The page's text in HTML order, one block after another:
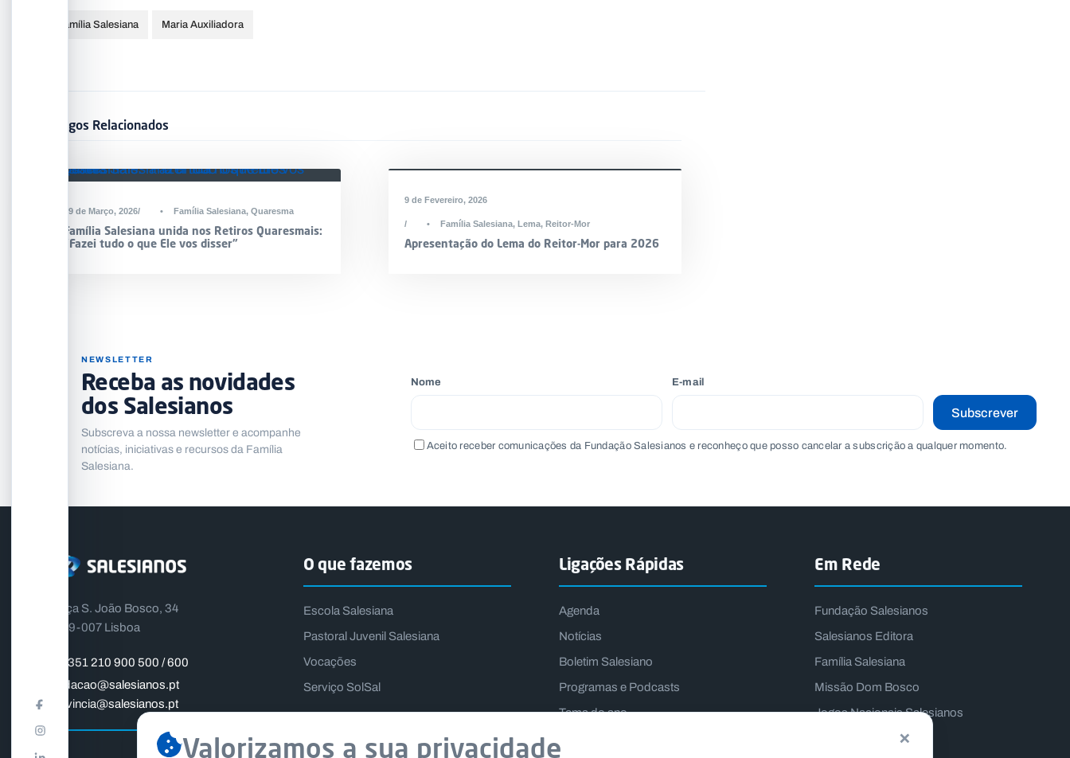
Família Salesiana Maria Auxiliadora
Artigos Relacionados
19 de Março, 2026 • Família Salesiana, Quaresma
Família Salesiana unida nos Retiros Quaresmais:
“Fazei tudo o que Ele vos disser”
9 de Fevereiro, 2026
• Família Salesiana, Lema, Reitor-Mor
Apresentação do Lema do Reitor-Mor para 2026
NEWSLETTER
Receba as novidades
dos Salesianos
Subscreva a nossa newsletter e acompanhe
notícias, iniciativas e recursos da Família
Salesiana.
Nome E-mail
Aceito receber comunicações da Fundação Salesianos e reconheço que posso cancelar a subscrição a qualquer momento.
Subscrever
Praça S. João Bosco, 34
1399-007 Lisboa
+351 210 900 500 / 600
fundacao@salesianos.pt
provincia@salesianos.pt
O que fazemos
Escola Salesiana
Pastoral Juvenil Salesiana
Vocações
Serviço SolSal
Ligações Rápidas
Agenda
Notícias
Boletim Salesiano
Programas e Podcasts
Tema do ano
Em Rede
Fundação Salesianos
Salesianos Editora
Família Salesiana
Missão Dom Bosco
Jogos Nacionais Salesianos
×
Valorizamos a sua privacidade